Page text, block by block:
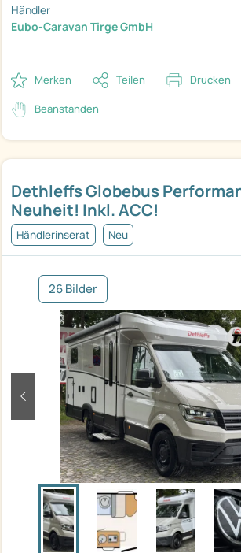
Dethleffs Globebus
Neuheit! Inkl. ACC!
Händlerinserat Neu
26 Bilder
zurück
Händler
Eubo-Caravan Tirge GmbH
Merken Teilen Drucken
Beanstanden